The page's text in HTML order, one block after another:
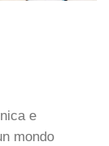
e
mondo